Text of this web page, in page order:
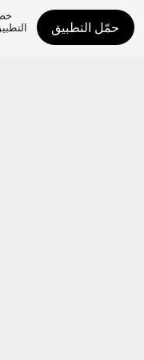
حمّل التطبيق